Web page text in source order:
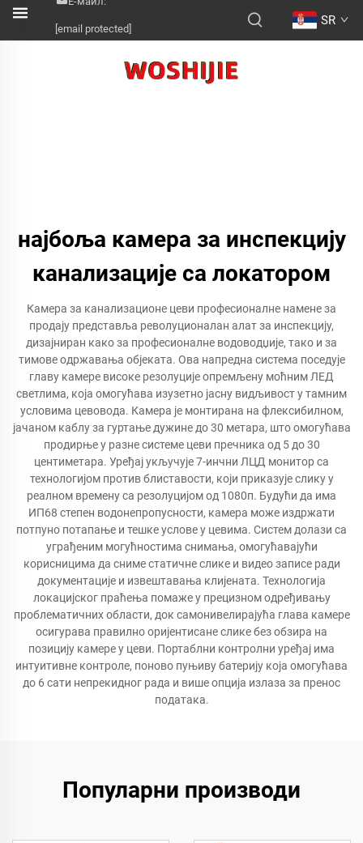
[email protected]
SR
најбоља камера за инспекцију
канализације са локатором
Камера за канализационе цеви професионалне намене за
продају представља револуционалан алат за инспекцију,
дизајниран како за професионалне водоводџије, тако и за
тимове одржавања објеката. Ова напредна система поседује
главу камере високе резолуције опремљену моћним ЛЕД
светлима, која омогућава изузетно јасну видљивост у тамним
условима цевовода. Камера је монтирана на флексибилном,
јачаном каблу за гуртање дужине до 30 метара, што омогућава
продирње у разне системе цеви пречника од 5 до 30
центиметара. Уређај укључује 7-инчни ЛЦД монитор са
технологијом против блиставости, који приказује слику у
реалном времену са резолуцијом од 1080п. Будући да има
ИП68 степен водонепропусности, камера може издржати
потпуно потапање и тешке услове у цевима. Систем долази са
уграђеним могућностима снимања, омогућавајући
корисницима да сниме статичне слике и видео записе ради
документације и извештавања клијената. Технологија
локацијског праћења помаже у прецизном одређивању
проблематичних области, док самонивелирајућа глава камере
осигурава правилно оријентисане слике без обзира на
позицију камере у цеви. Портаблни контролни уређај има
интуитивне контроле, поново пуњиву батерију која омогућава
до 6 сати непрекидног рада и више опција излаза за пренос
података.
Популарни производи